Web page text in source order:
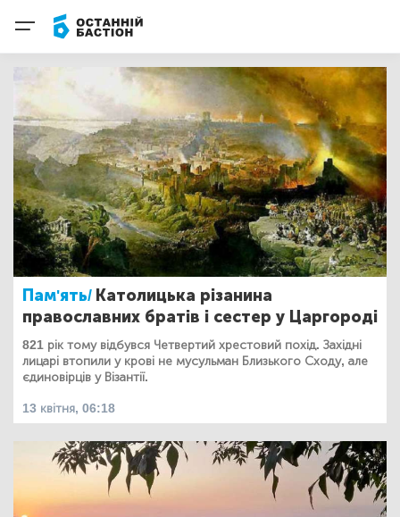
Пам'ять/ Католицька різанина
православних братів і сестер у Царгороді
821 рік тому відбувся Четвертий хрестовий похід. Західні
лицарі втопили у крові не мусульман Близького Сходу, але
єдиновірців у Візантії.
13 квітня, 06:18